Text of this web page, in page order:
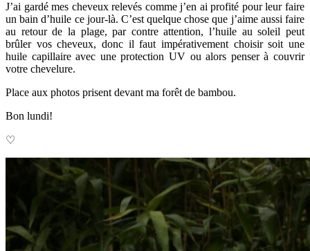
J’ai gardé mes cheveux relevés comme j’en ai profité pour leur faire
un bain d’huile ce jour-là. C’est quelque chose que j’aime aussi faire
au retour de la plage, par contre attention, l’huile au soleil peut
brûler vos cheveux, donc il faut impérativement choisir soit une
huile capillaire avec une protection UV ou alors penser à couvrir
votre chevelure.
Place aux photos prisent devant ma forêt de bambou.
Bon lundi!
♡